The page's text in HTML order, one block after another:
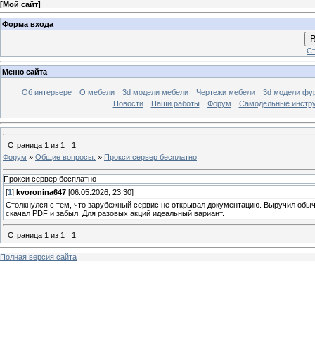
[Мой сайт]
Форма входа
Меню сайта
Об интерьере О мебели 3d модели мебели Чертежи мебели
3d модели
Новости
Наши работы Форум Самодельные
Страница 1 из 1
1
Форум » Общие вопросы. » Прокси сервер бесплатно
Прокси сервер бесплатно
[1 ] kvoronina647 [06.05.2026, 23:30]
Столкнулся с тем, что зарубежный сервис не открывал документацию. Выручил
скачал PDF и забыл. Для разовых акций идеальный вариант.
Страница 1 из 1 1
Полная версия сайта